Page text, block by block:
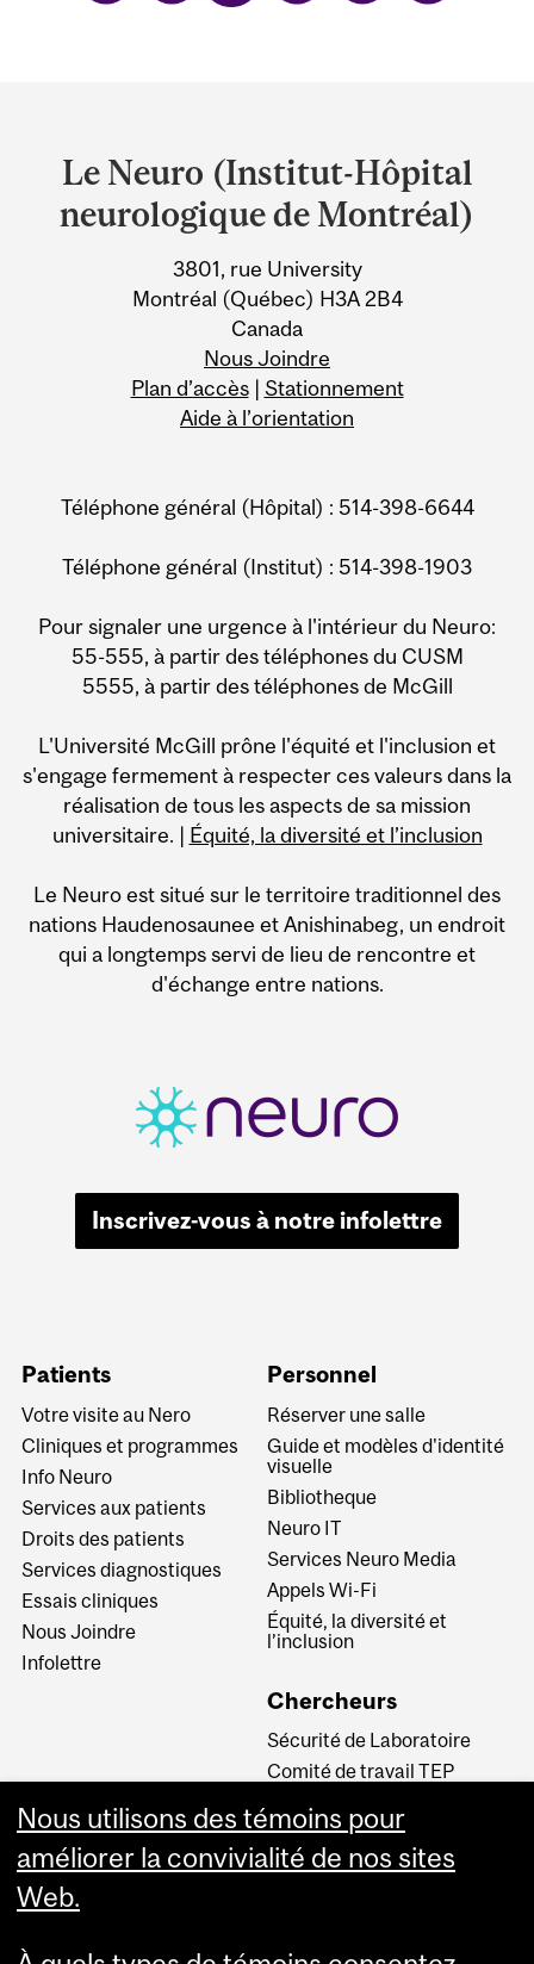
and
University
Information
Le Neuro (Institut-Hôpital
neurologique de Montréal)
3801, rue University
Montréal (Québec) H3A 2B4
Canada
Nous Joindre
Plan d’accès| Stationnement
Aide à l’orientation
Téléphone général (Hôpital) : 514-398-6644
Téléphone général (Institut) : 514-398-1903
Pour signaler une urgence à l'intérieur du Neuro:
55-555, à partir des téléphones du CUSM
5555, à partir des téléphones de McGill
L'Université McGill prône l'équité et l'inclusion et
s'engage fermement à respecter ces valeurs dans la
réalisation de tous les aspects de sa mission
universitaire. | Équité, la diversité et l’inclusion
Le Neuro est situé sur le territoire traditionnel des
nations Haudenosaunee et Anishinabeg, un endroit
qui a longtemps servi de lieu de rencontre et
d'échange entre nations.
Inscrivez-vous à notre infolettre
Patients
Votre visite au Nero
Cliniques et programmes
Info Neuro
Services aux patients
Droits des patients
Services diagnostiques
Essais cliniques
Nous Joindre
Infolettre
Personnel
Réserver une salle
Guide et modèles d'identité
visuelle
Bibliotheque
Neuro IT
Services Neuro Media
Appels Wi-Fi
Équité, la diversité et
l’inclusion
Chercheurs
Sécurité de Laboratoire
Comité de travail TEP
Comité d’éthique de la
recherche du CUSM
Nous utilisons des témoins pour
améliorer la convivialité de nos sites
Web.